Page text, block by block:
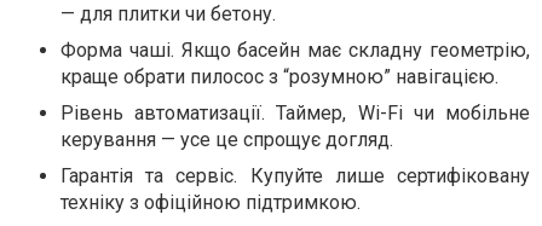
— для плитки чи бетону.
Форма чаші. Якщо басейн має складну геометрію,
краще обрати пилосос з “розумною” навігацією.
Рівень автоматизації. Таймер, Wi-Fi чи мобільне
керування — усе це спрощує догляд.
Гарантія та сервіс. Купуйте лише сертифіковану
техніку з офіційною підтримкою.